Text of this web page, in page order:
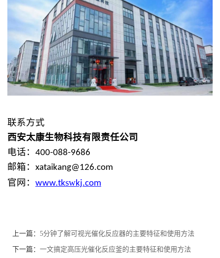
联系方式
西安太康生物科技有限责任公司
电话： 400-088-9686
邮箱： xataikang@126.com
官网： www.tkswkj.com
上一篇： 5分钟了解可视光催化反应器的主要特征和使用方法
下一篇： 一文搞定高压光催化反应釜的主要特征和使用方法